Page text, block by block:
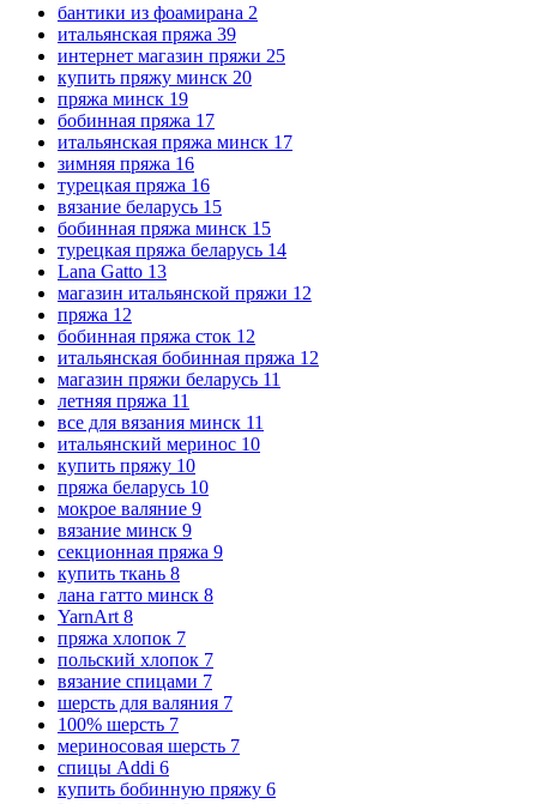
бантики из фоамирана 2
итальянская пряжа 39
интернет магазин пряжи 25
купить пряжу минск 20
пряжа минск 19
бобинная пряжа 17
итальянская пряжа минск 17
зимняя пряжа 16
турецкая пряжа 16
вязание беларусь 15
бобинная пряжа минск 15
турецкая пряжа беларусь 14
Lana Gatto 13
магазин итальянской пряжи 12
пряжа 12
бобинная пряжа сток 12
итальянская бобинная пряжа 12
магазин пряжи беларусь 11
летняя пряжа 11
все для вязания минск 11
итальянский меринос 10
купить пряжу 10
пряжа беларусь 10
мокрое валяние 9
вязание минск 9
секционная пряжа 9
купить ткань 8
лана гатто минск 8
YarnArt 8
пряжа хлопок 7
польский хлопок 7
вязание спицами 7
шерсть для валяния 7
100% шерсть 7
мериносовая шерсть 7
спицы Addi 6
купить бобинную пряжу 6